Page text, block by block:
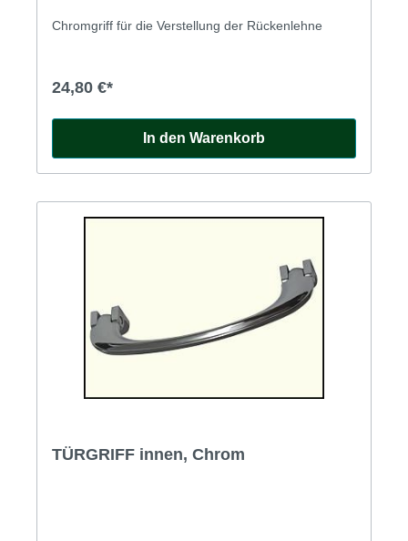
Chromgriff für die Verstellung der Rückenlehne
24,80 €*
In den Warenkorb
TÜRGRIFF innen, Chrom